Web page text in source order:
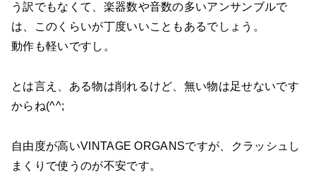
う訳でもなくて、楽器数や音数の多いアンサンブルで
は、このくらいが丁度いいこともあるでしょう。
動作も軽いですし。
とは言え、ある物は削れるけど、無い物は足せないです
からね(^^;
自由度が高いVINTAGE ORGANSですが、クラッシュし
まくりで使うのが不安です。